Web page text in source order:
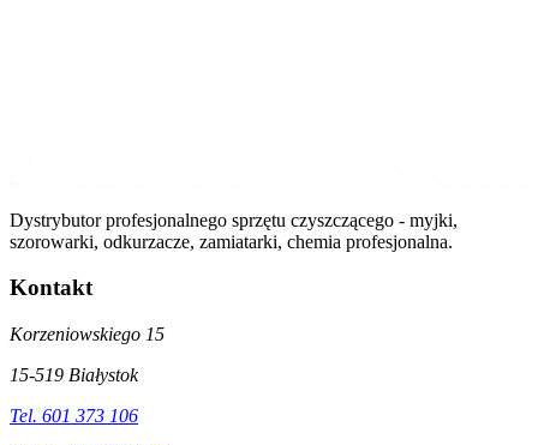
Dystrybutor profesjonalnego sprzętu czyszczącego - myjki,
szorowarki, odkurzacze, zamiatarki, chemia profesjonalna.
Kontakt
Korzeniowskiego 15
15-519 Białystok
Tel. 601 373 106